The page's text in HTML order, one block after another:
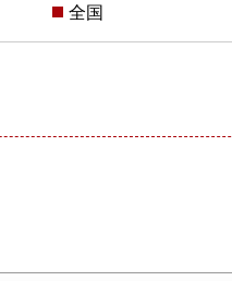
全国